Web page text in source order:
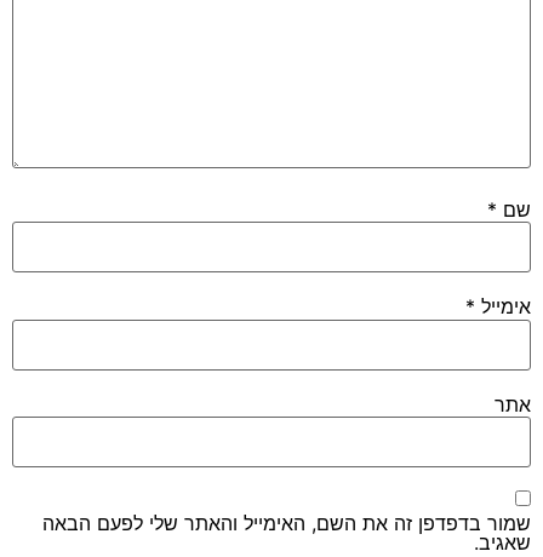
שם *
אימייל *
אתר
שמור בדפדפן זה את השם, האימייל והאתר שלי לפעם הבאה
שאגיב.